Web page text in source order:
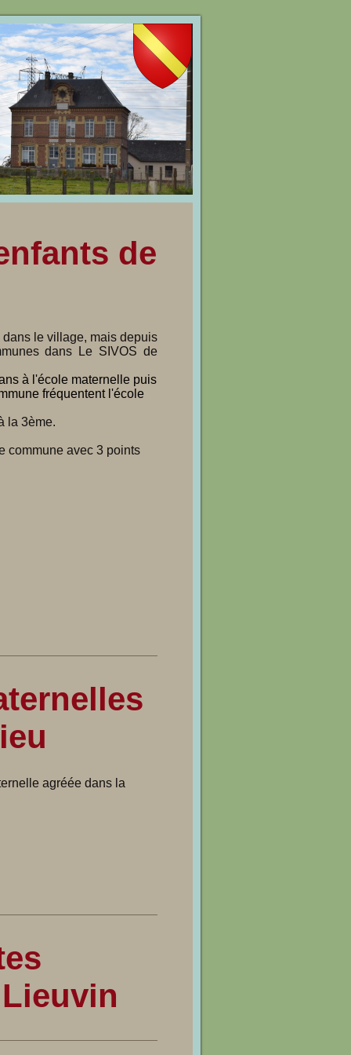
de
le village, mais depuis
dans Le SIVOS de
à l'école maternelle puis
fréquentent l'école
la 3ème.
commune avec 3 points
agréée dans la